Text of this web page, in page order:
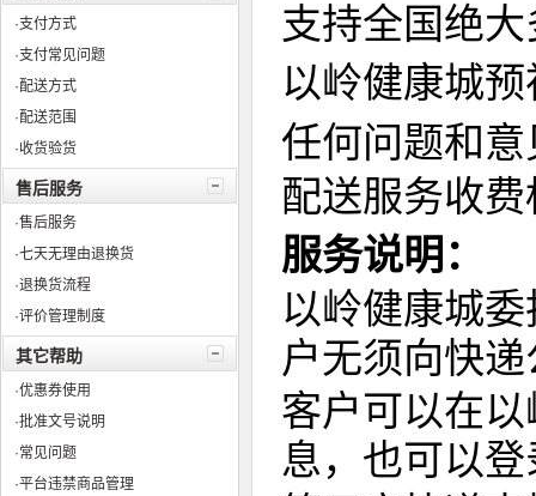
·支付方式
·支付常见问题
·配送方式
·配送范围
·收货验货
售后服务
·售后服务
·七天无理由退换货
·退换货流程
·评价管理制度
其它帮助
·优惠券使用
·批准文号说明
·常见问题
·平台违禁商品管理
支持全国绝
以岭健康城
任何问题和
配送服务收
服务说明：
以岭健康城
户无须向快
客户可以在以
息，也可以